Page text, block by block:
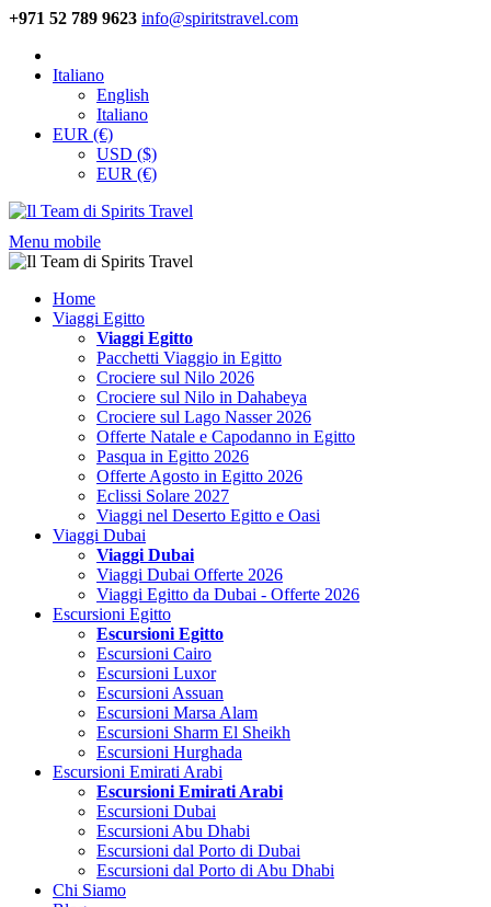
+971 52 789 9623 info@spiritstravel.com
Italiano
English
Italiano
EUR (€)
USD ($)
EUR (€)
Menu mobile
Home
Viaggi Egitto
Viaggi Egitto
Pacchetti Viaggio in Egitto
Crociere sul Nilo 2026
Crociere sul Nilo in Dahabeya
Crociere sul Lago Nasser 2026
Offerte Natale e Capodanno in Egitto
Pasqua in Egitto 2026
Offerte Agosto in Egitto 2026
Eclissi Solare 2027
Viaggi nel Deserto Egitto e Oasi
Viaggi Dubai
Viaggi Dubai
Viaggi Dubai Offerte 2026
Viaggi Egitto da Dubai - Offerte 2026
Escursioni Egitto
Escursioni Egitto
Escursioni Cairo
Escursioni Luxor
Escursioni Assuan
Escursioni Marsa Alam
Escursioni Sharm El Sheikh
Escursioni Hurghada
Escursioni Emirati Arabi
Escursioni Emirati Arabi
Escursioni Dubai
Escursioni Abu Dhabi
Escursioni dal Porto di Dubai
Escursioni dal Porto di Abu Dhabi
Chi Siamo